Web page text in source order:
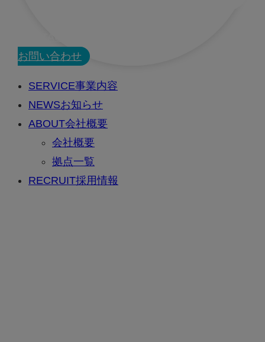
お問い合わせ
SERVICE事業内容
NEWSお知らせ
ABOUT会社概要
会社概要
拠点一覧
RECRUIT採用情報